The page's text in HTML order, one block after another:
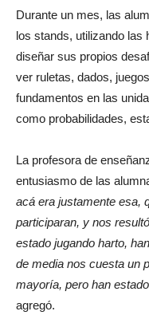
Durante un mes, las
los stands, utilizando las
diseñar sus propios
ver ruletas, dados,
fundamentos en las
como probabilidades,
La profesora de
entusiasmo de las
acá era justamente esa,
participaran, y nos
estado jugando harto,
de media nos cuesta un
mayoría, pero han
agregó.